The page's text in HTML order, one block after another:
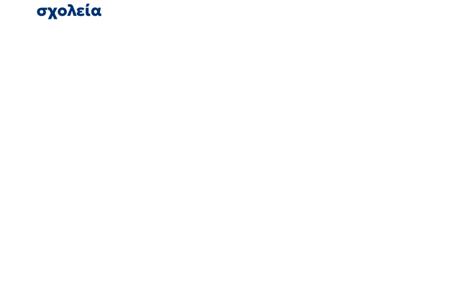
σχολεία